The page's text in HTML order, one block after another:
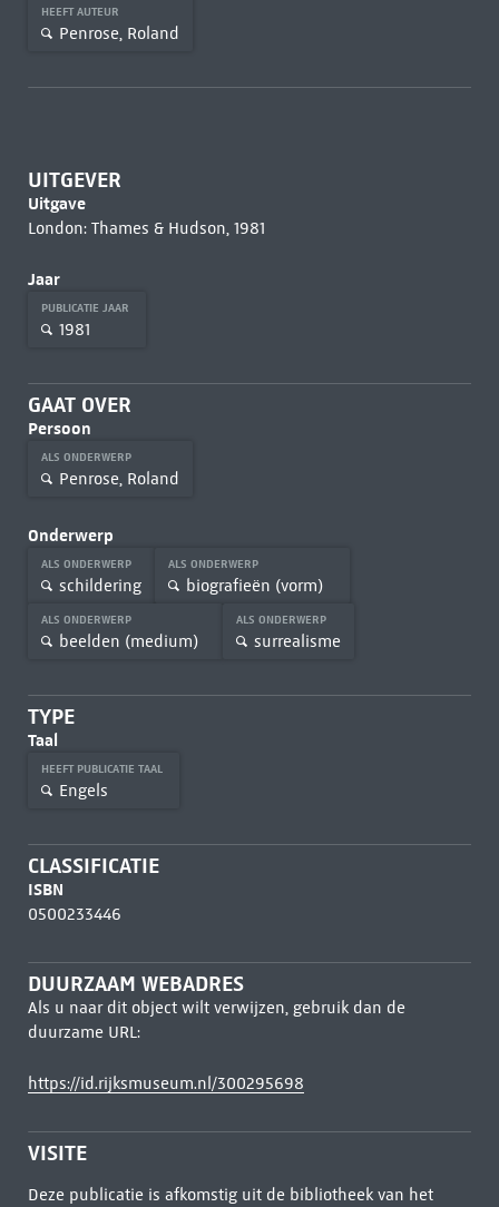
HEEFT AUTEUR
Penrose, Roland
UITGEVER
Uitgave
London: Thames & Hudson, 1981
Jaar
PUBLICATIE JAAR
1981
GAAT OVER
Persoon
ALS ONDERWERP
Penrose, Roland
Onderwerp
ALS ONDERWERP
schildering
ALS ONDERWERP
biografieën (vorm)
ALS ONDERWERP
beelden (medium)
ALS ONDERWERP
surrealisme
TYPE
Taal
HEEFT PUBLICATIE TAAL
Engels
CLASSIFICATIE
ISBN
0500233446
DUURZAAM WEBADRES
Als u naar dit object wilt verwijzen, gebruik dan de
duurzame URL:
https://id.rijksmuseum.nl/300295698
VISITE
Deze publicatie is afkomstig uit de bibliotheek van het